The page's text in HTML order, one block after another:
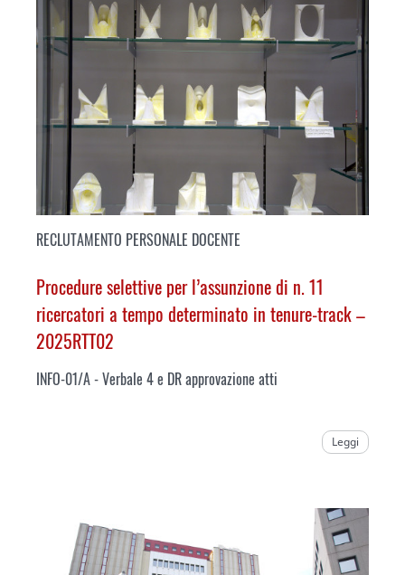
RECLUTAMENTO PERSONALE DOCENTE
Procedure selettive per l’assunzione di n. 11
ricercatori a tempo determinato in tenure-track –
2025RTT02
INFO-01/A - Verbale 4 e DR approvazione atti
Leggi